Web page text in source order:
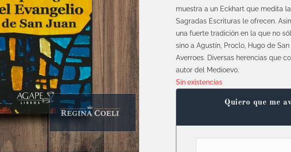
muestra a un Eckhart que medita
Sagradas Escrituras le ofrecen.
una fuerte tradición en la que no
sino a Agustín, Proclo, Hugo de
Averroes. Diversas herencias que
autor del Medioevo.
Sin existencias
Quiero que me